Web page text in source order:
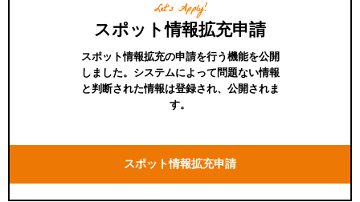
Let's Apply!
スポット情報拡充申請
スポット情報拡充の申請を行う機能を公開
しました。システムによって問題ない情報
と判断された情報は登録され、公開されま
す。
スポット情報拡充申請